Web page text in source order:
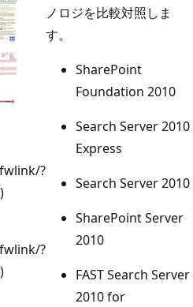
?
?
ノロジを比較対照しま
す。
SharePoint
Foundation 2010
Search Server 2010
Express
Search Server 2010
SharePoint Server
2010
FAST Search Server
2010 for